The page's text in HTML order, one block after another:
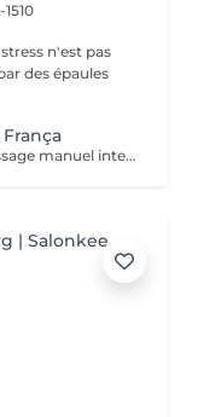
n'est pas
des épaules
Le Remodelage est une technique de massage manuel intensif, developé par Renata França, conçue pour sculpter, affiner et redessiner la silhouette en travaillant en profondeur les tissus. Ce soin utilise des manoeuvres fermes, rapides et précises, permettant non seulement de remodeler le corps, mais aussi d'optimiser les effets du drainage lymphatique. Il agit spécifiquement sur les zones de stockage de graisses localisées, stimule la microcirculation et traite les adhérences tissulaires, pour une peau visiblement plus lisse et tonique.